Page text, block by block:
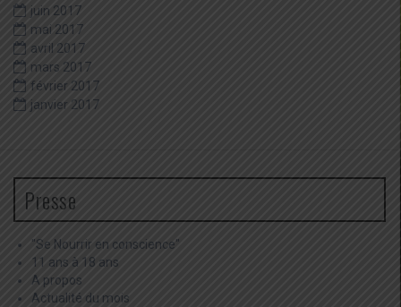
juin 2017
mai 2017
avril 2017
mars 2017
février 2017
janvier 2017
Presse
"Se Nourrir en conscience"
11 ans à 18 ans
A propos
Actualité du mois